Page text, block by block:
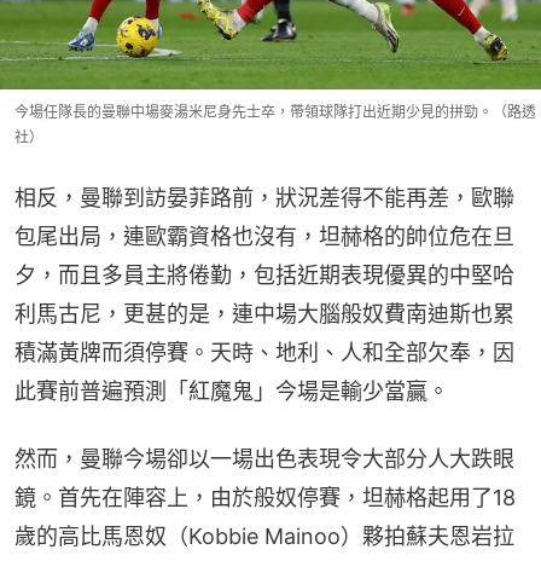
今場任隊長的曼聯中場麥湯米尼身先士卒，帶領球隊打出近期少見的拼勁。（路透
社）
相反，曼聯到訪晏菲路前，狀況差得不能再差，歐聯
包尾出局，連歐霸資格也沒有，坦赫格的帥位危在旦
夕，而且多員主將倦勤，包括近期表現優異的中堅哈
利馬古尼，更甚的是，連中場大腦般奴費南迪斯也累
積滿黃牌而須停賽。天時、地利、人和全部欠奉，因
此賽前普遍預測「紅魔鬼」今場是輸少當贏。
然而，曼聯今場卻以一場出色表現令大部分人大跌眼
鏡。首先在陣容上，由於般奴停賽，坦赫格起用了18
歲的高比馬恩奴（Kobbie Mainoo）夥拍蘇夫恩岩拉